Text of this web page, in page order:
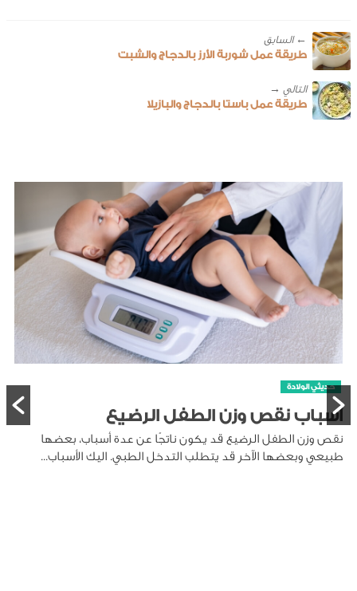
← ‎السابق
طريقة عمل شوربة الأرز بالدجاج والشبت
طريقة عمل باستا بالدجاج والبازيلا
حديثي الولادة
أسباب نقص وزن الطفل الرضيع
نقص وزن الطفل الرضيع قد يكون ناتجًا عن عدة أسباب، بعضها
طبيعي وبعضها الآخر قد يتطلب التدخل الطبي. اليك الأسباب...